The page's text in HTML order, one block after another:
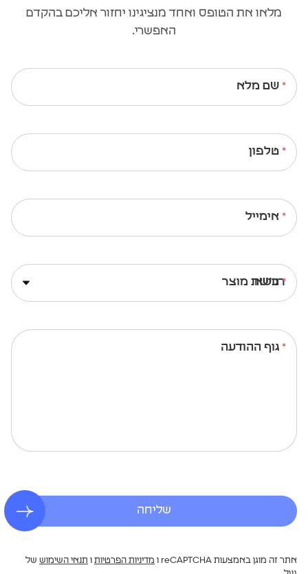
מלאו את הטופס ואחד מנציגינו יחזור אליכם בהקדם
האפשרי.
שם מלא
טלפון
אימייל
נושא
גוף ההודעה
שליחה
אתר זה מוגן באמצעות reCAPTCHA ו מדיניות הפרטיות ו תנאי השימוש של